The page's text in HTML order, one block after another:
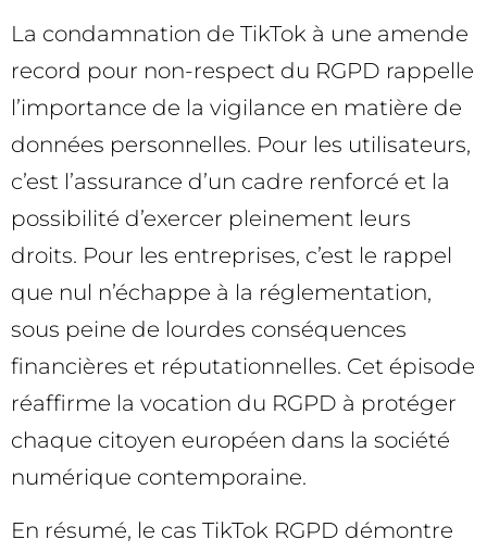
La condamnation de TikTok à une amende
record pour non-respect du RGPD rappelle
l’importance de la vigilance en matière de
données personnelles. Pour les utilisateurs,
c’est l’assurance d’un cadre renforcé et la
possibilité d’exercer pleinement leurs
droits. Pour les entreprises, c’est le rappel
que nul n’échappe à la réglementation,
sous peine de lourdes conséquences
financières et réputationnelles. Cet épisode
réaffirme la vocation du RGPD à protéger
chaque citoyen européen dans la société
numérique contemporaine.
En résumé, le cas TikTok RGPD démontre